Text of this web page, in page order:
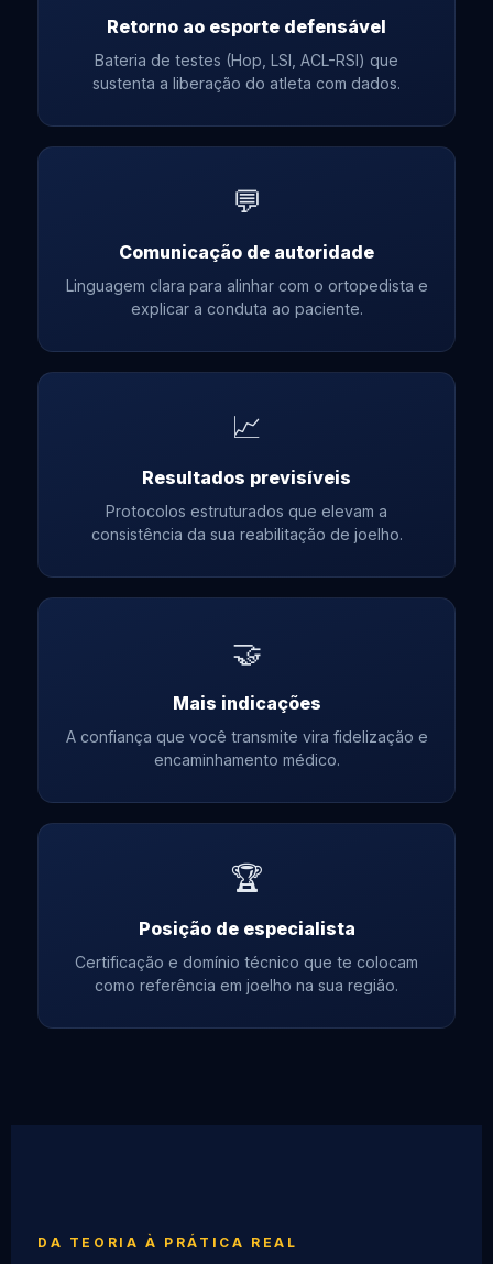
Retorno ao esporte defensável
Bateria de testes (Hop, LSI, ACL-RSI) que
sustenta a liberação do atleta com dados.
💬
Comunicação de autoridade
Linguagem clara para alinhar com o ortopedista e
explicar a conduta ao paciente.
📈
Resultados previsíveis
Protocolos estruturados que elevam a
consistência da sua reabilitação de joelho.
🤝
Mais indicações
A confiança que você transmite vira fidelização e
encaminhamento médico.
🏆
Posição de especialista
Certificação e domínio técnico que te colocam
como referência em joelho na sua região.
DA TEORIA À PRÁTICA REAL